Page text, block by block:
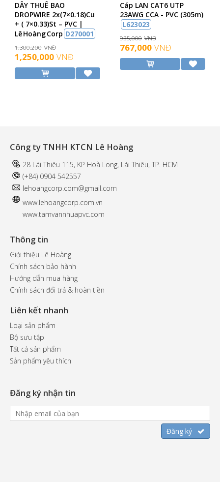
DÂY THUÊ BAO
DROPWIRE 2x(7×0.18)Cu
+ ( 7×0.33)St – PVC |
Lê Hoàng Corp D270001
1,300,200 VNĐ
1,250,000 VNĐ
Cáp LAN CAT6 UTP
23AWG CCA - PVC (305m)
L623023
935,000 VNĐ
767,000 VNĐ
Công ty TNHH KTCN Lê Hoàng
28 Lái Thiêu 115, KP Hoà Long, Lái Thiêu, TP. HCM
(+84) 0904 542557
lehoangcorp.com@gmail.com
www.lehoangcorp.com.vn
www.tamvannhuapvc.com
Thông tin
Giới thiệu Lê Hoàng
Chính sách bảo hành
Hướng dẫn mua hàng
Chính sách đổi trả & hoàn tiền
Liên kết nhanh
Loại sản phẩm
Bộ sưu tập
Tất cả sản phẩm
Sản phẩm yêu thích
Đăng ký nhận tin